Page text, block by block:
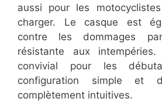
aussi pour les
charger. Le casque est
contre les dommages
résistante aux
convivial pour les
configuration simple et
complètement intuitives.